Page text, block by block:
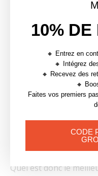
chanson sort à
En publiant sur les
10h pour
sur toutes les
5.
meilleurs
l’année
en tant
Quel est donc le
10% DE
🔸 Entrez en
🔸 Intégrez
🔸 Recevez des
🔸
Faites vos premiers
CODE